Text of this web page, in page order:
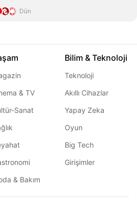
Dün
& TV
Sanat
& Bakım
Bilim & Teknoloji
Teknoloji
Akıllı Cihazlar
Yapay Zeka
Oyun
Big Tech
Girişimler